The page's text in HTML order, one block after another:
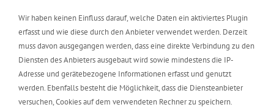
Wir haben keinen Einfluss darauf, welche Daten ein aktiviertes Plugin
erfasst und wie diese durch den Anbieter verwendet werden. Derzeit
muss davon ausgegangen werden, dass eine direkte Verbindung zu den
Diensten des Anbieters ausgebaut wird sowie mindestens die IP-
Adresse und gerätebezogene Informationen erfasst und genutzt
werden. Ebenfalls besteht die Möglichkeit, dass die Diensteanbieter
versuchen, Cookies auf dem verwendeten Rechner zu speichern.